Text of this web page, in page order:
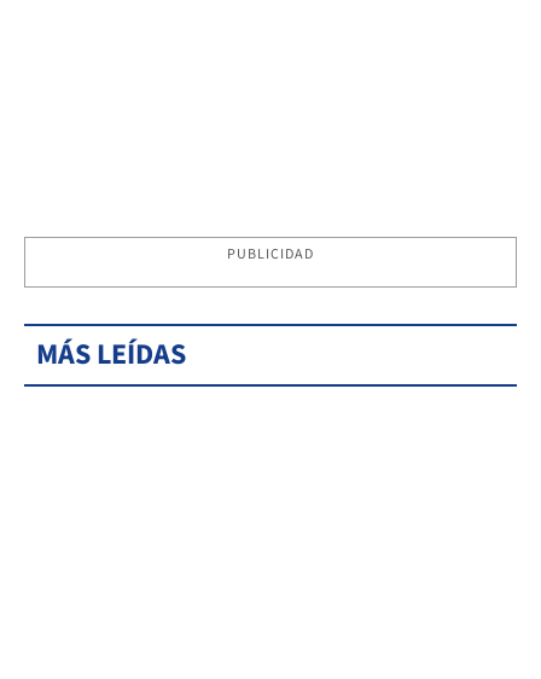
PUBLICIDAD
MÁS LEÍDAS